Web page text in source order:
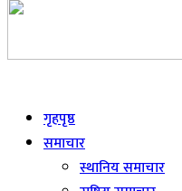
गृहपृष्ठ
समाचार
स्थानिय समाचार